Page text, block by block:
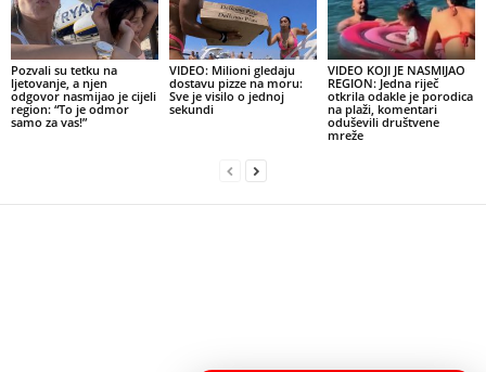
Pozvali su tetku na
ljetovanje, a njen
odgovor nasmijao je cijeli
region: “To je odmor
samo za vas!”
VIDEO: Milioni gledaju
dostavu pizze na moru:
Sve je visilo o jednoj
sekundi
VIDEO KOJI JE NASMIJAO
REGION: Jedna riječ
otkrila odakle je porodica
na plaži, komentari
oduševili društvene
mreže